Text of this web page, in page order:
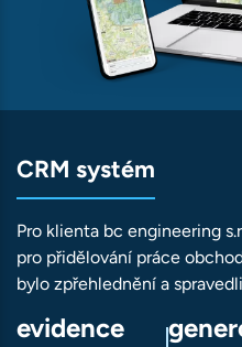
CRM systém
Pro klienta bc engineering
pro přidělování práce
bylo zpřehlednění a
evidence